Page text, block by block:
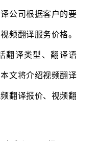
公司根据客户的要
频翻译服务价格。
翻译类型、翻译语
文将介绍视频翻译
翻译报价、视频翻